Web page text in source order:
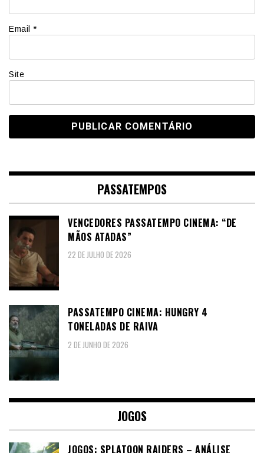
Email *
Site
PASSATEMPOS
VENCEDORES PASSATEMPO CINEMA: “DE
MÃOS ATADAS”
22 DE JULHO DE 2026
PASSATEMPO CINEMA: HUNGRY 4
TONELADAS DE RAIVA
2 DE JUNHO DE 2026
JOGOS
JOGOS: SPLATOON RAIDERS – ANÁLISE